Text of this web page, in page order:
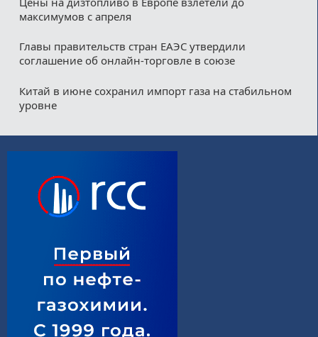
максимумов с апреля
Главы правительств стран ЕАЭС утвердили
соглашение об онлайн-торговле в союзе
Китай в июне сохранил импорт газа на стабильном
уровне